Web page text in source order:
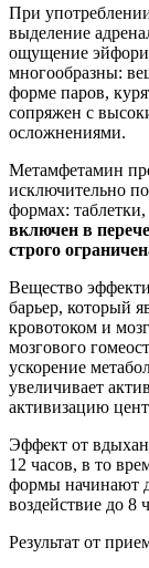
При
выделение
ощущение
многообразны:
форме паров,
сопряжен с
осложнениями.
Метамфетамин
исключительно
формах:
включен в
строго
Вещество
барьер, который
кровотоком и
мозгового
ускорение
увеличивает
активизацию
Эффект от
12 часов, в то
формы начинают
воздействие до 8
Результат от